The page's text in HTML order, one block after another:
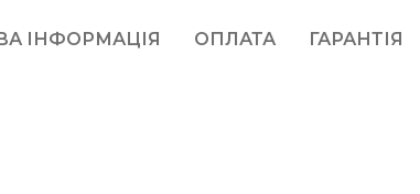
ІНФОРМАЦІЯ ОПЛАТА ГАРАНТІЯ